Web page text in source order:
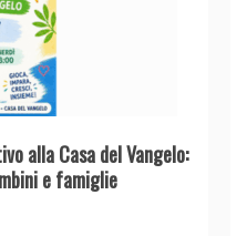
alla Casa del Vangelo:
e famiglie